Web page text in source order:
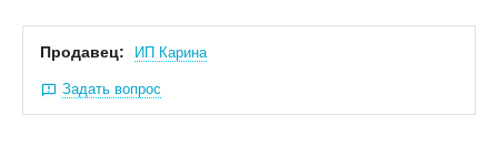
Продавец: ИП Карина
Задать вопрос